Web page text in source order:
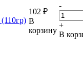
102 ₽
В
корзину
-
+
В